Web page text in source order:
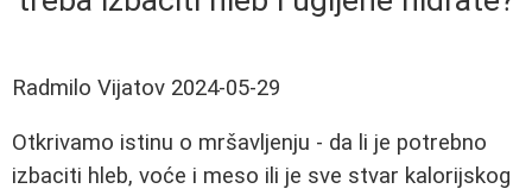
Radmilo Vijatov 2024-05-29
Otkrivamo istinu o mršavljenju - da li je potrebno
izbaciti hleb, voće i meso ili je sve stvar kalorijskog